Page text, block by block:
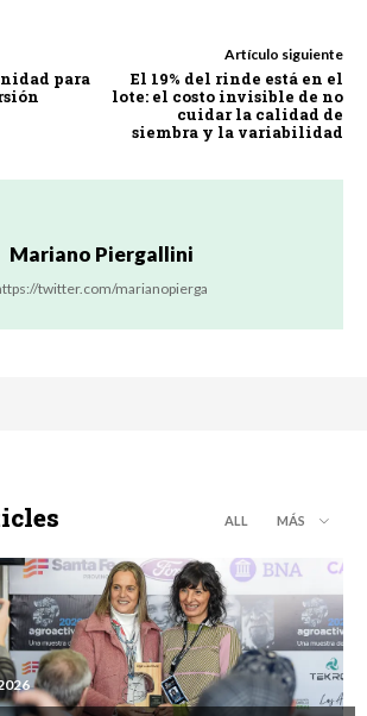
para
Artículo siguiente
El 19% del rinde está en el
lote: el costo invisible de no
cuidar la calidad de
siembra y la variabilidad
Mariano Piergallini
twitter.com/marianopierga
ALL MÁS